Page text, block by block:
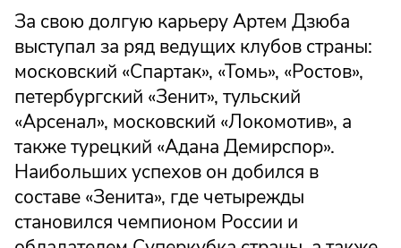
За свою долгую карьеру Артем Дзюба
выступал за ряд ведущих клубов страны:
московский «Спартак», «Томь», «Ростов»,
петербургский «Зенит», тульский
«Арсенал», московский «Локомотив», а
также турецкий «Адана Демирспор».
Наибольших успехов он добился в
составе «Зенита», где четырежды
становился чемпионом России и